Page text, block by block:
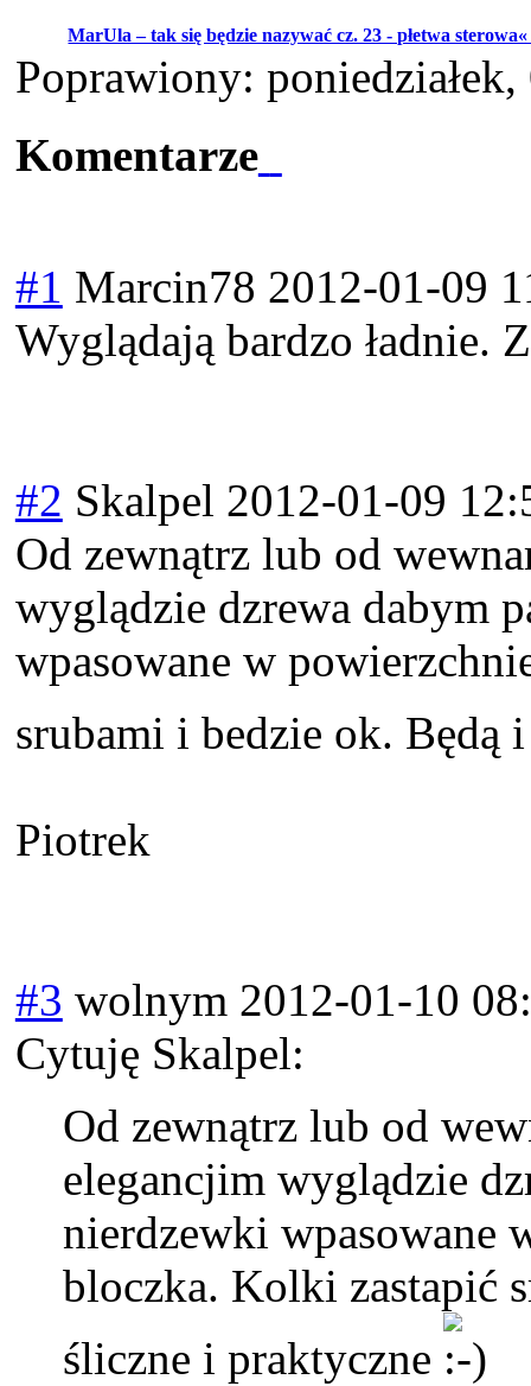
MarUla – tak się będzie nazywać cz. 23 - płetwa
Poprawiony:
Komentarze
#1 Marcin78 2012-01-09
Wyglądają bardzo ładnie.
#2 Skalpel 2012-01-09
Od zewnątrz lub od
wyglądzie dzrewa dabym
wpasowane w
srubami i bedzie ok. Będą
Piotrek
#3 wolnym 2012-01-10
Cytuję Skalpel:
Od zewnątrz lub od
elegancjim wyglądzie
nierdzewki wpasowane
bloczka. Kolki zastapić
śliczne i praktyczne